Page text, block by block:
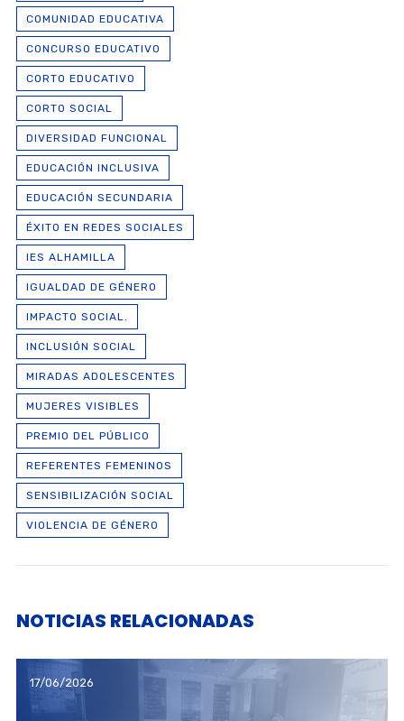
COMUNIDAD EDUCATIVA
CONCURSO EDUCATIVO
CORTO EDUCATIVO
CORTO SOCIAL
DIVERSIDAD FUNCIONAL
EDUCACIÓN INCLUSIVA
EDUCACIÓN SECUNDARIA
ÉXITO EN REDES SOCIALES
IES ALHAMILLA
IGUALDAD DE GÉNERO
IMPACTO SOCIAL.
INCLUSIÓN SOCIAL
MIRADAS ADOLESCENTES
MUJERES VISIBLES
PREMIO DEL PÚBLICO
REFERENTES FEMENINOS
SENSIBILIZACIÓN SOCIAL
VIOLENCIA DE GÉNERO
NOTICIAS RELACIONADAS
17/06/2026